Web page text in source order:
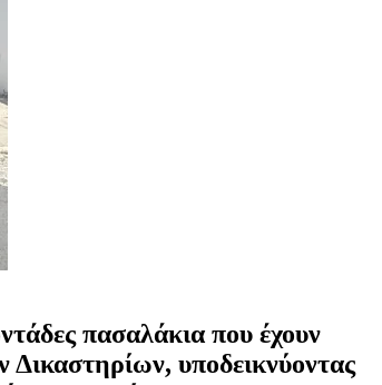
πασαλάκια που έχουν
υποδεικνύοντας